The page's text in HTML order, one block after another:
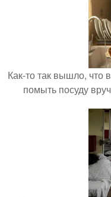
Как-то так вышло, что
помыть посуду